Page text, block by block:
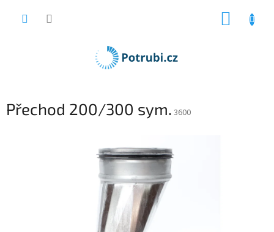
Přechod 200/300 sym. 3600